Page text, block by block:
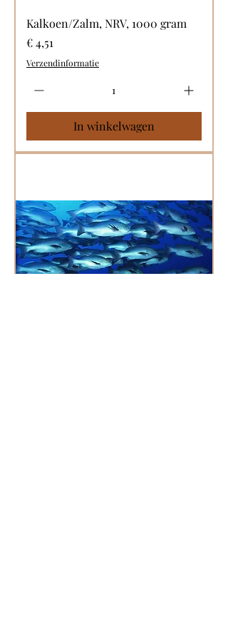
Kalkoen/Zalm, NRV, 1000 gram
Prijs
€ 4,51
Verzendinformatie
In winkelwagen